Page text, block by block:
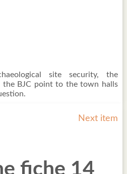
Next item
fiche 14
site security, the
the BJC point to the town halls